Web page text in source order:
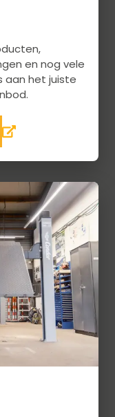
en nog vele
aan het juiste